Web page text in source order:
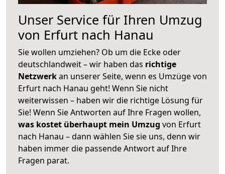
Unser Service für Ihren Umzug
von Erfurt nach Hanau
Sie wollen umziehen? Ob um die Ecke oder
deutschlandweit – wir haben das richtige
Netzwerkan unserer Seite, wenn es Umzüge von
Erfurt nach Hanau geht! Wenn Sie nicht
weiterwissen – haben wir die richtige Lösung für
Sie! Wenn Sie Antworten auf Ihre Fragen wollen,
was kostet überhaupt mein Umzug von Erfurt
nach Hanau – dann wählen Sie sie uns, denn wir
haben immer die passende Antwort auf Ihre
Fragen parat.